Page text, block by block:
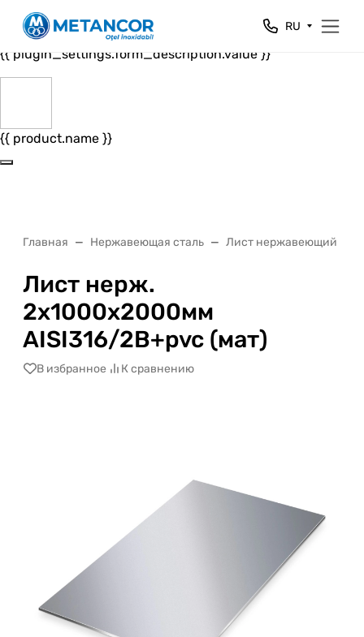
Close
{{ plugin_settings.form_header.value }}
{{ plugin_settings.form_description.value }}
{{ product.name }}
RU
Главная Нержавеющая сталь Лист нержавеющий
Лист нерж.
2х1000х2000мм
AISI316/2B+pvc (мат)
В избранное К сравнению